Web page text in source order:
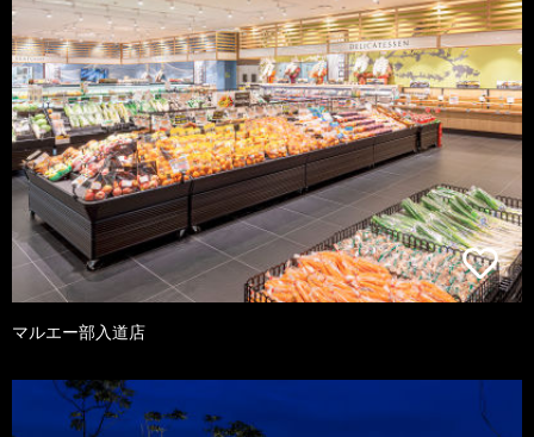
マルエー部入道店